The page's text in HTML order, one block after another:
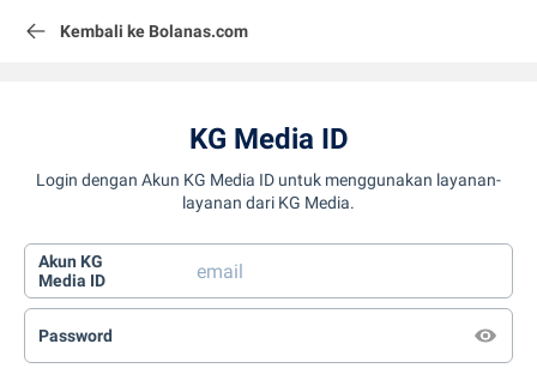
Kembali ke Bolanas.com
KG Media ID
Login dengan Akun KG Media ID untuk menggunakan layanan-
layanan dari KG Media.
Akun KG
Media ID
Password